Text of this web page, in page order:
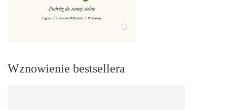
Wznowienie bestsellera